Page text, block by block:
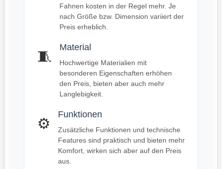
Fahnen kosten in der Regel mehr. Je
nach Größe bzw. Dimension variiert der
Preis erheblich.
🧵
Material
Hochwertige Materialien mit
besonderen Eigenschaften erhöhen
den Preis, bieten aber auch mehr
Langlebigkeit.
⚙️
Funktionen
Zusätzliche Funktionen und technische
Features sind praktisch und bieten mehr
Komfort, wirken sich aber auf den Preis
aus.